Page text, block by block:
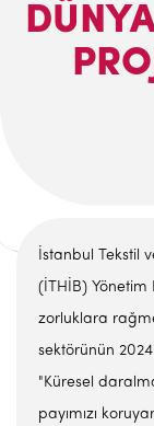
İstanbul Tekstil
(İTHİB) Yönetim
zorluklara
sektörünün
"Küresel
payımızı